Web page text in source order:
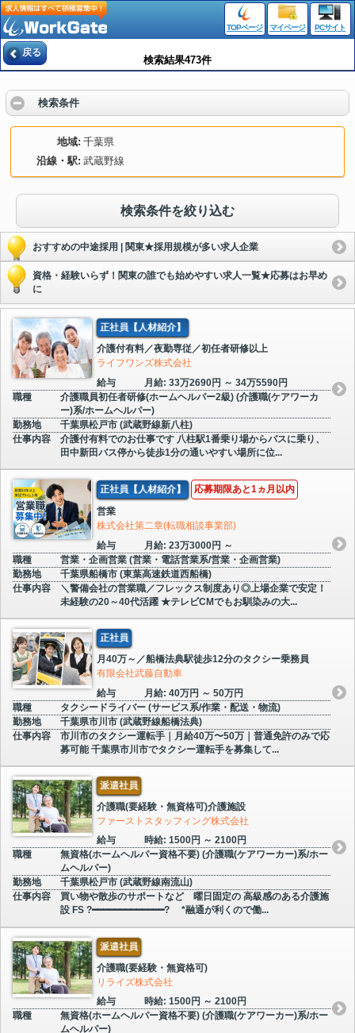
TOPページ マイページ PCサイト
戻る
検索結果473件
検索条件
地域 千葉県
沿線・駅 武蔵野線
検索条件を絞り込む
おすすめの中途採用 | 関東★採用規模が多い求人企業
資格・経験いらず！関東の誰でも始めやすい求人一覧★応募はお早め
に
正社員【人材紹介】
介護付有料／夜勤専従／初任者研修以上
ライフワンズ株式会社
給与
月給: 33万2690円 ～ 34万5590円
職種
介護職員初任者研修(ホームヘルパー2級) (介護職(ケアワーカ
ー)系/ホームヘルパー)
勤務地
千葉県松戸市 (武蔵野線新八柱)
仕事内容
介護付有料でのお仕事です 八柱駅1番乗り場からバスに乗り、
田中新田バス停から徒歩1分の通いやすい場所に位...
正社員【人材紹介】 応募期限あと1ヵ月以内
営業
株式会社第二章(転職相談事業部)
給与
月給: 23万3000円 ～
職種
営業・企画営業 (営業・電話営業系/営業・企画営業)
勤務地
千葉県船橋市 (東葉高速鉄道西船橋)
仕事内容
＼警備会社の営業職／フレックス制度あり◎上場企業で安定！
未経験の20～40代活躍 ★テレビCMでもお馴染みの大...
正社員
月40万～／船橋法典駅徒歩12分のタクシー乗務員
有限会社武藤自動車
給与
月給: 40万円 ～ 50万円
職種
タクシードライバー (サービス系/作業・配送・物流)
勤務地
千葉県市川市 (武蔵野線船橋法典)
仕事内容
市川市のタクシー運転手｜月給40万〜50万｜普通免許のみで応
募可能 千葉県市川市でタクシー運転手を募集して...
派遣社員
介護職(要経験・無資格可)介護施設
ファーストスタッフィング株式会社
給与
時給: 1500円 ～ 2100円
職種
無資格(ホームヘルパー資格不要) (介護職(ケアワーカー)系/ホー
ムヘルパー)
勤務地
千葉県松戸市 (武蔵野線南流山)
仕事内容
買い物や散歩のサポートなど 曜日固定の 高級感のある介護施
設 FS ?━━━━━━━━━━━━━? *融通が利くので働...
派遣社員
介護職(要経験・無資格可)
リライズ株式会社
給与
時給: 1500円 ～ 2100円
職種
無資格(ホームヘルパー資格不要) (介護職(ケアワーカー)系/ホー
ムヘルパー)